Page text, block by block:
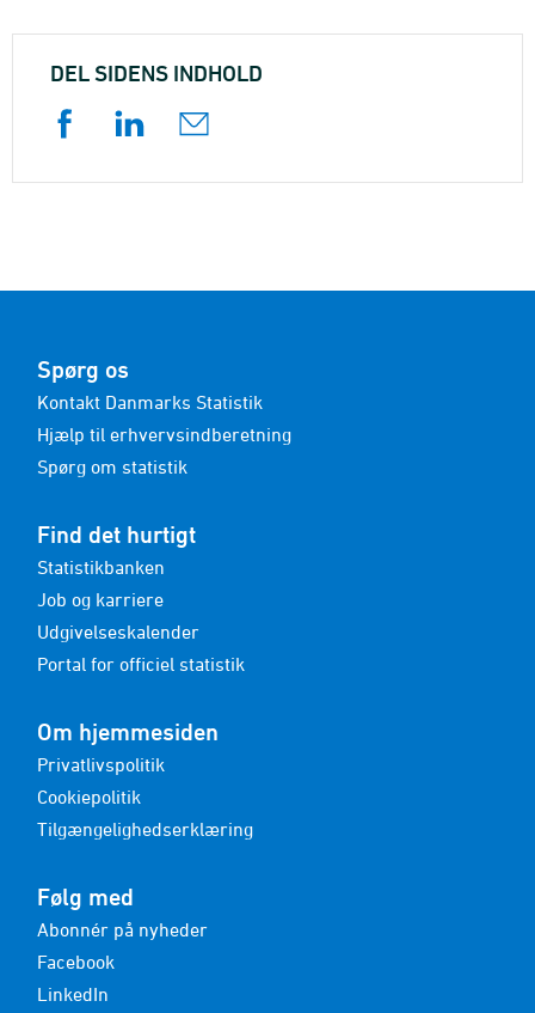
DEL SIDENS INDHOLD
Spørg os
Kontakt Danmarks Statistik
Hjælp til erhvervsindberetning
Spørg om statistik
Find det hurtigt
Statistikbanken
Job og karriere
Udgivelseskalender
Portal for officiel statistik
Om hjemmesiden
Privatlivspolitik
Cookiepolitik
Tilgængelighedserklæring
Følg med
Abonnér på nyheder
Facebook
LinkedIn